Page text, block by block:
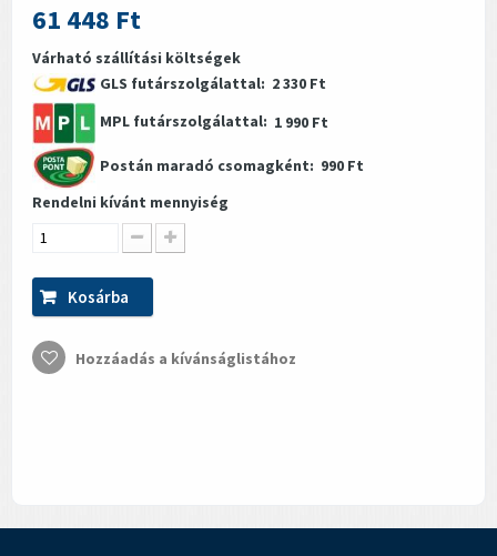
61 448 Ft
Várható szállítási költségek
GLS futárszolgálattal: 2 330 Ft
MPL futárszolgálattal: 1 990 Ft
Postán maradó csomagként: 990 Ft
Rendelni kívánt mennyiség
Kosárba
Hozzáadás a kívánságlistához